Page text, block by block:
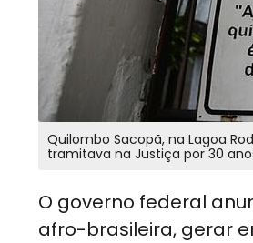
Quilombo Sacopã, na Lagoa
O governo federal
afro-brasileira, gerar